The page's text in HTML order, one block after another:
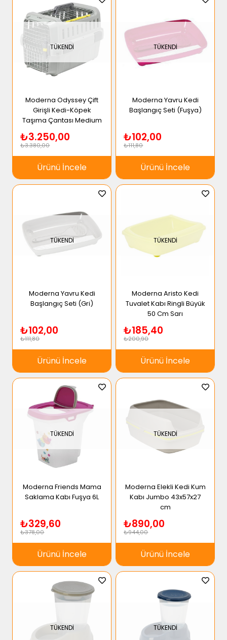
TÜKENDI
Moderna Odyssey Çift
Girişli Kedi-Köpek
Taşıma Çantası Medium
₺3.250,00
₺3.380,00
Ürünü İncele
TÜKENDI
Moderna Yavru Kedi
Başlangıç Seti (Fuşya)
₺102,00
₺111,80
Ürünü İncele
TÜKENDI
Moderna Yavru Kedi
Başlangıç Seti (Gri)
₺102,00
₺111,80
Ürünü İncele
TÜKENDI
Moderna Aristo Kedi
Tuvalet Kabı Ringli Büyük
50 Cm Sarı
₺185,40
₺200,90
Ürünü İncele
TÜKENDI
Moderna Friends Mama
Saklama Kabı Fuşya 6L
₺329,60
₺378,00
Ürünü İncele
TÜKENDI
Moderna Elekli Kedi Kum
Kabı Jumbo 43x57x27
cm
₺890,00
₺944,00
Ürünü İncele
TÜKENDI TÜKENDI